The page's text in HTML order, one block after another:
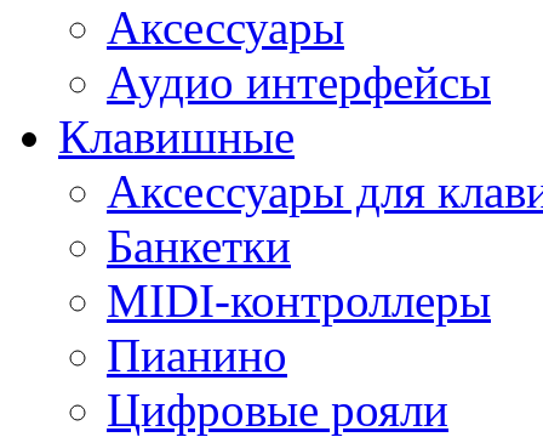
Аксессуары
Аудио интерфейсы
Клавишные
Аксессуары для
Банкетки
MIDI-контроллеры
Пианино
Цифровые рояли